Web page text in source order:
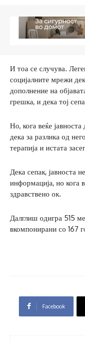
И тоа се случува.
социјалните мрежи
дополнение на
грешка, и дека тој
Но, кога веќе јавноста
дека за разлика од
терапија и истата
Дека сепак, јавноста
информација, но кога
здравствено ок.
Далглиш одигра 515
вкомпонирани со 167
Facebook